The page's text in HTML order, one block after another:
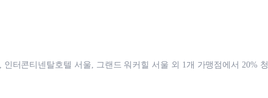
터콘티넨탈호텔 서울, 그랜드 워커힐 서울 외 1개 가맹점에서 20% 청